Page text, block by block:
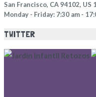
San Francisco, CA 94102, US
Monday - Friday: 7:30 am -
TWITTER